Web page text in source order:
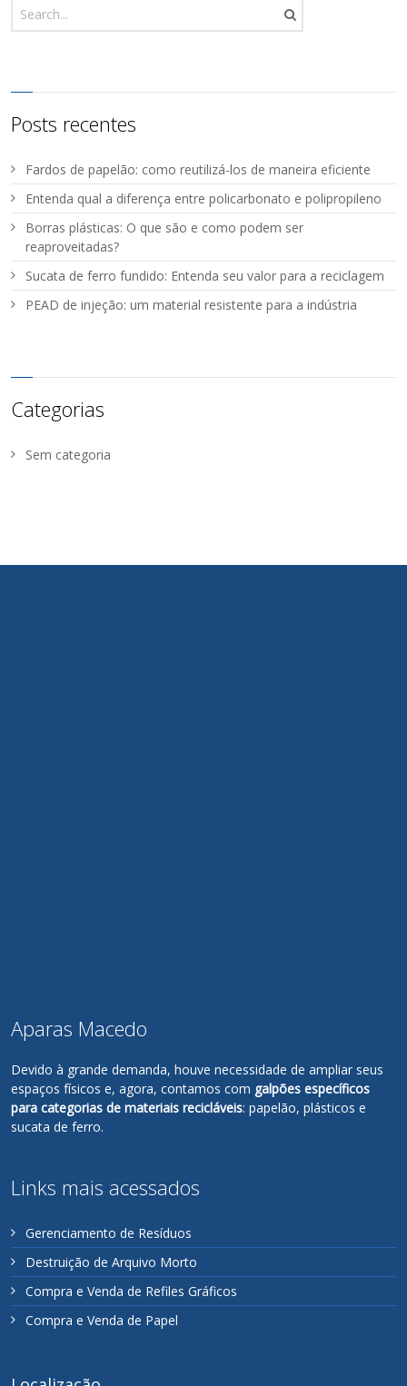
Posts recentes
Fardos de papelão: como reutilizá-los de maneira eficiente
Entenda qual a diferença entre policarbonato e polipropileno
Borras plásticas: O que são e como podem ser
reaproveitadas?
Sucata de ferro fundido: Entenda seu valor para a reciclagem
PEAD de injeção: um material resistente para a indústria
Categorias
Sem categoria
Aparas Macedo
Devido à grande demanda, houve necessidade de ampliar seus
espaços físicos e, agora, contamos com galpões específicos
para categorias de materiais recicláveis: papelão, plásticos e
sucata de ferro.
Links mais acessados
Gerenciamento de Resíduos
Destruição de Arquivo Morto
Compra e Venda de Refiles Gráficos
Compra e Venda de Papel